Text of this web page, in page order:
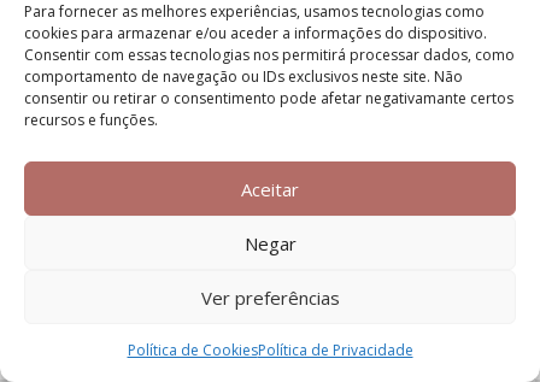
Para fornecer as melhores experiências, usamos tecnologias como
cookies para armazenar e/ou aceder a informações do dispositivo.
Consentir com essas tecnologias nos permitirá processar dados, como
comportamento de navegação ou IDs exclusivos neste site. Não
consentir ou retirar o consentimento pode afetar negativamante certos
recursos e funções.
Aceitar
Negar
Ver preferências
Política de CookiesPolítica de Privacidade